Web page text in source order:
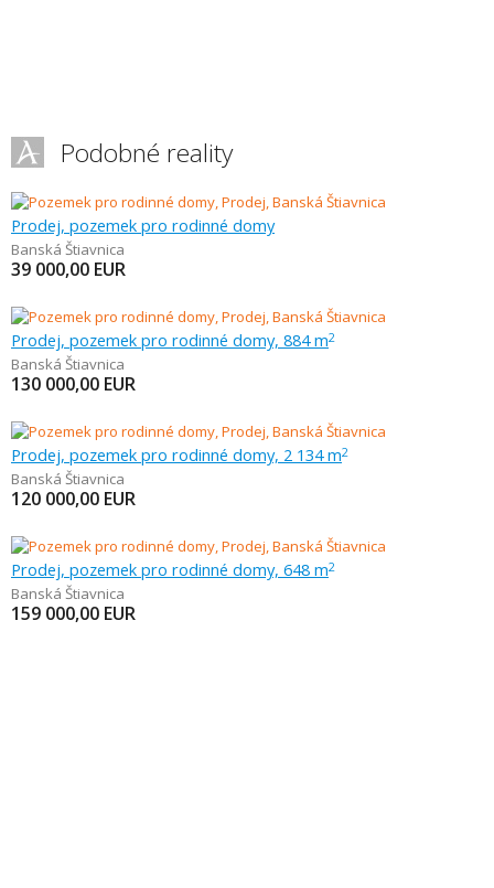
Podobné reality
Prodej, pozemek pro rodinné domy
Banská Štiavnica
39 000,00 EUR
Prodej, pozemek pro rodinné domy, 884 m2
Banská Štiavnica
130 000,00 EUR
Prodej, pozemek pro rodinné domy, 2 134 m2
Banská Štiavnica
120 000,00 EUR
Prodej, pozemek pro rodinné domy, 648 m2
Banská Štiavnica
159 000,00 EUR